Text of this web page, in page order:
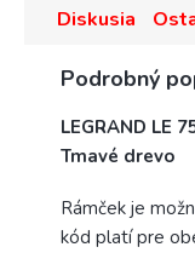
Diskusia
Podrobný
LEGRAND LE
Tmavé drevo
Rámček je
kód platí pre